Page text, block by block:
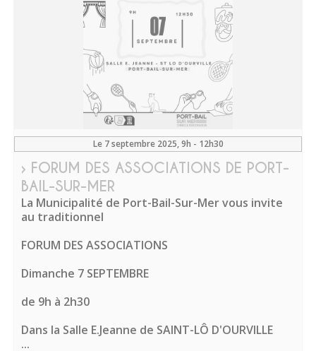
Le 7 septembre 2025, 9h - 12h30
› FORUM DES ASSOCIATIONS DE PORT-
BAIL-SUR-MER
La Municipalité de Port-Bail-Sur-Mer vous invite
au traditionnel
FORUM DES ASSOCIATIONS
Dimanche 7 SEPTEMBRE
de 9h à 2h30
Dans la Salle E.Jeanne de SAINT-LÔ D'OURVILLE
...